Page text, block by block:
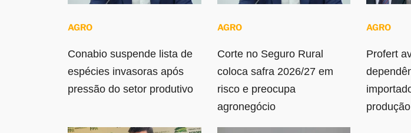
AGRO
Conabio suspende lista de
espécies invasoras após
pressão do setor produtivo
AGRO
Corte no Seguro Rural
coloca safra 2026/27 em
risco e preocupa
agronegócio
AGRO
Profert